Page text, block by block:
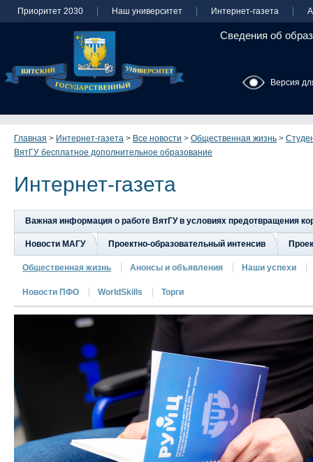
Приоритет 2030 Наш университет Интернет-газета
Сведения об
Версия
Главная > Интернет-газета > Все новости > Общественная жизнь >
ВятГУ бесплатное дополнительное образование
Интернет-газета
Важная информация о работе ВятГУ в условиях предотвращения
Новости МАГУ Проектно-образовательный интенсив
Общественная жизнь Анонсы и объявления Наши успехи
Новости ПФО WorldSkills Торги